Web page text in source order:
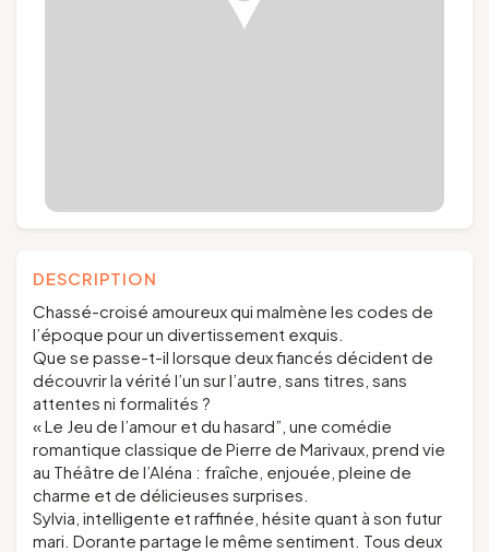
DESCRIPTION
Chassé-croisé amoureux qui malmène les codes de
l’époque pour un divertissement exquis.
Que se passe-t-il lorsque deux fiancés décident de
découvrir la vérité l’un sur l’autre, sans titres, sans
attentes ni formalités ?
« Le Jeu de l’amour et du hasard”, une comédie
romantique classique de Pierre de Marivaux, prend vie
au Théâtre de l’Aléna : fraîche, enjouée, pleine de
charme et de délicieuses surprises.
Sylvia, intelligente et raffinée, hésite quant à son futur
mari. Dorante partage le même sentiment. Tous deux